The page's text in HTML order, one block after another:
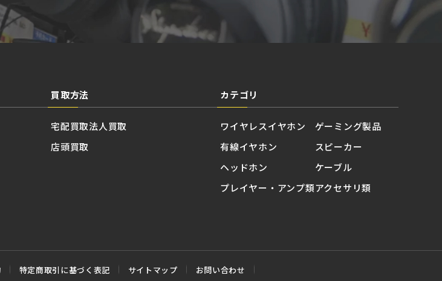
買取方法
宅配買取
店頭買取
法人買取
カテゴリ
ワイヤレスイヤホン
有線イヤホン
ヘッドホン
プレイヤー・アンプ類
ゲーミング製品
スピーカー
ケーブル
アクセサリ類
特定商取引に基づく表記 サイトマップ お問い合わせ